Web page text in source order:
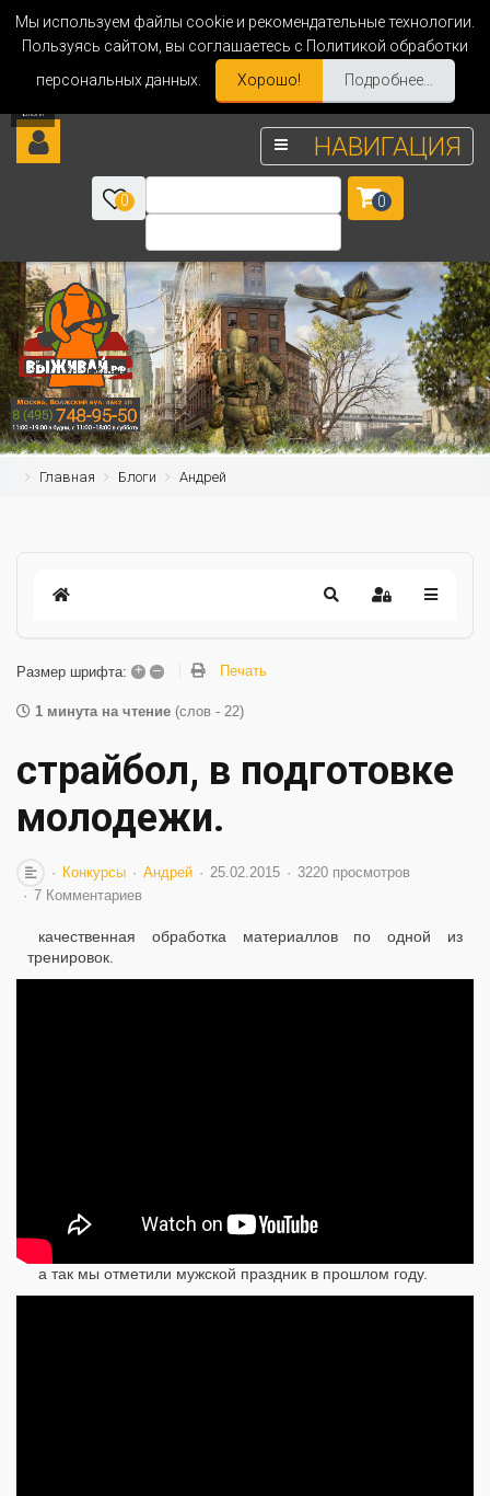
Мы используем файлы cookie и рекомендательные технологии.
Пользуясь сайтом, вы соглашаетесь с Политикой обработки
персональных данных.
Хорошо! Подробнее...
НАВИГАЦИЯ
0 0
Главная Блоги Андрей
Размер шрифта: + – Печать
1 минута на чтение (слов - 22)
страйбол, в подготовке
молодежи.
Конкурсы Андрей 25.02.2015
3220 просмотров
7 Комментариев
качественная обработка материаллов по одной из
тренировок.
а так мы отметили мужской праздник в прошлом году.